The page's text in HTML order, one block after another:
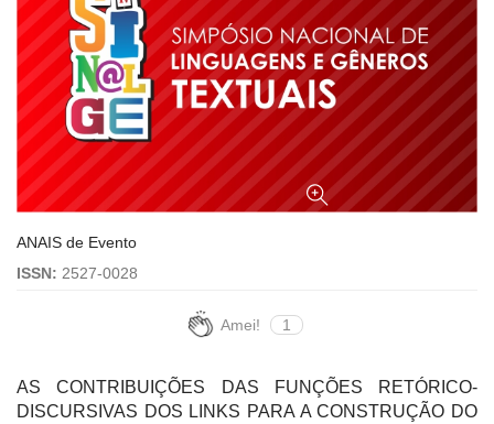
ANAIS de Evento
ISSN: 2527-0028
Amei! 1
AS CONTRIBUIÇÕES DAS FUNÇÕES RETÓRICO-
DISCURSIVAS DOS LINKS PARA A CONSTRUÇÃO DO